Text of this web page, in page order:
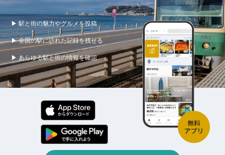
▶ 駅と街の魅力やグルメを投稿
▶ 全国の駅に訪れた記録を残せる
▶ あらゆる駅と街の情報を確認